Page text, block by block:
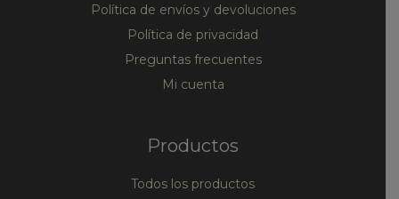
Política de envíos y devoluciones
Política de privacidad
Preguntas frecuentes
Mi cuenta
Productos
Todos los productos